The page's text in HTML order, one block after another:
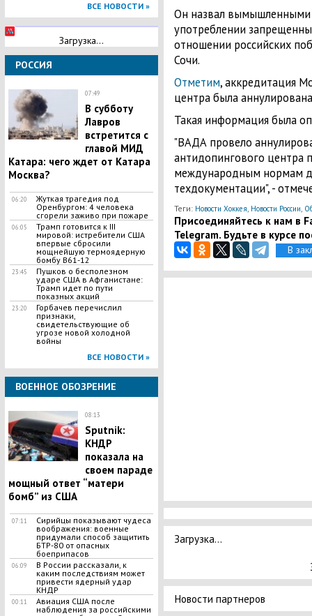
ВСЕ НОВОСТИ »
Загрузка...
РОССИЯ
07:49
В субботу
Лавров
встретится с
главой МИД
Катара: чего ждет от Катара
Москва?
06:20
Жуткая трагедия под
Оренбургом: 4 человека
сгорели заживо при пожаре
06:05
Трамп готовится к III
мировой: истребители США
впервые сбросили
мощнейшую термоядерную
бомбу B61-12
23:45
Пушков о бесполезном
ударе США в Афганистане:
Трамп идет по пути
показных акций
23:20
Горбачев перечислил
признаки,
свидетельствующие об
угрозе новой холодной
войны
ВСЕ НОВОСТИ »
ВОЕННОЕ ОБОЗРЕНИЕ
08:13
Sputnik:
КНДР
показала на
своем параде
мощный ответ “матери
бомб” из США
07:11
Сирийцы показывают чудеса
воображения: военные
придумали способ защитить
БТР-80 от опасных
боеприпасов
06:09
В России рассказали, к
каким последствиям может
привести ядерный удар
КНДР
00:11
Авиация США после
наблюдения за российскими
Он назвал вымышленными
употреблении
отношении российских
Сочи.
Отметим, аккредитация
центра была
Такая информация была
"ВАДА провело
антидопингового центра
международным нормам
техдокументации", -
Теги: Новости Хоккея, Новости России,
Присоединяйтесь к нам в
Telegram. Будьте в курсе
В
Загрузка...
Новости партнеров